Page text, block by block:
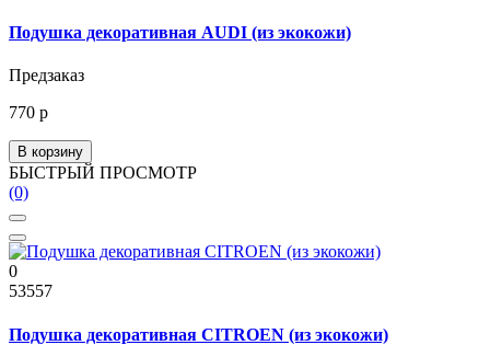
Подушка декоративная AUDI (из экокожи)
Предзаказ
770 р
В корзину
БЫСТРЫЙ ПРОСМОТР
(0)
0
53557
Подушка декоративная CITROEN (из экокожи)